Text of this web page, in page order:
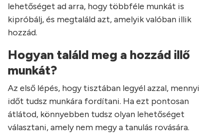
lehetőséget ad arra, hogy többféle munkát is
kipróbálj, és megtaláld azt, amelyik valóban illik
hozzád.
Hogyan találd meg a hozzád illő
munkát?
Az első lépés, hogy tisztában legyél azzal, mennyi
időt tudsz munkára fordítani. Ha ezt pontosan
átlátod, könnyebben tudsz olyan lehetőséget
választani, amely nem megy a tanulás rovására.